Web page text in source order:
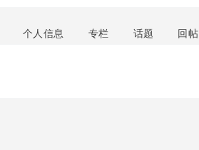
个人信息 专栏 话题 回帖